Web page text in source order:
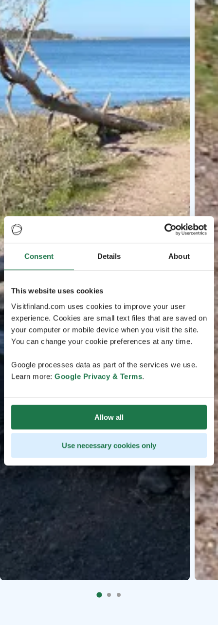
Consent Details About
This website uses cookies
Visitfinland.com uses cookies to improve your user
experience. Cookies are small text files that are saved on
your computer or mobile device when you visit the site.
You can change your cookie preferences at any time.
Google processes data as part of the services we use.
Learn more: Google Privacy & Terms.
Allow all
Use necessary cookies only